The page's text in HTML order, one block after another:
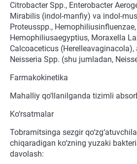
Citrobacter Spp., Enterobacter
Mirabilis (indol-manfiy) va indol-
Proteusspp., Hemophiliusinfluenzae,
Hemophiliusaegyptius, Moraxella
Calcoaceticus
Neisseria Spp. (shu jumladan,
Farmakokinetika
Mahalliy qo‘llanilganda tizimli
Ko‘rsatmalar
Tobramitsinga sezgir
chiqaradigan ko‘zning yuzaki
davolash: